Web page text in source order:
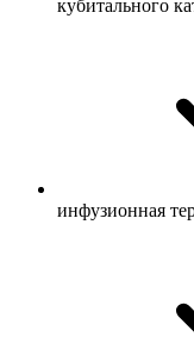
кубитального
инфузионная